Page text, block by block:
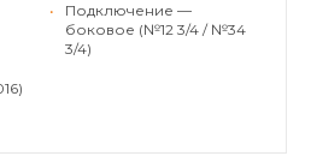
•
Подключение —
боковое (№12 3/4 / №34
3/4)